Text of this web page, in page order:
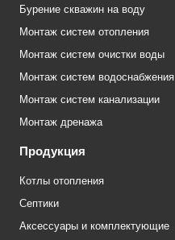
Бурение скважин на воду
Монтаж систем отопления
Монтаж систем очистки воды
Монтаж систем водоснабжения
Монтаж систем канализации
Монтаж дренажа
Продукция
Котлы отопления
Септики
Аксессуары и комплектующие